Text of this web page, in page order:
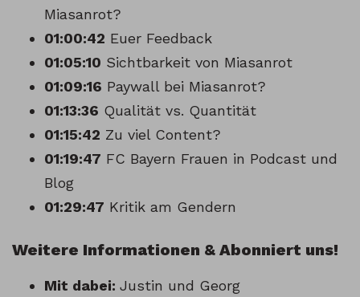
Miasanrot?
01:00:42 Euer Feedback
01:05:10 Sichtbarkeit von Miasanrot
01:09:16 Paywall bei Miasanrot?
01:13:36 Qualität vs. Quantität
01:15:42 Zu viel Content?
01:19:47 FC Bayern Frauen in Podcast und
Blog
01:29:47 Kritik am Gendern
Weitere Informationen & Abonniert uns!
Mit dabei: Justin und Georg